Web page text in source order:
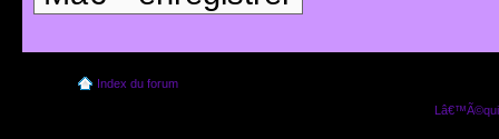
Index du forum